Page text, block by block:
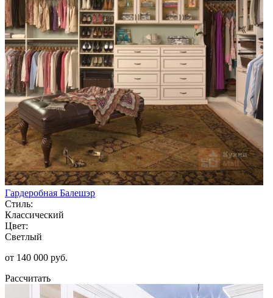
Гардеробная Балешэр
Стиль:
Классический
Цвет:
Светлый
от 140 000 руб.
Рассчитать